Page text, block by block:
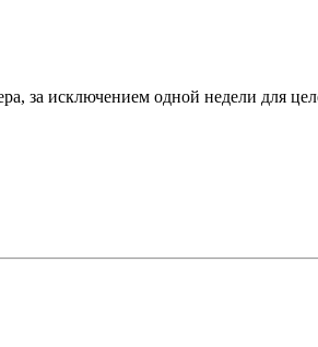
за исключением одной недели для